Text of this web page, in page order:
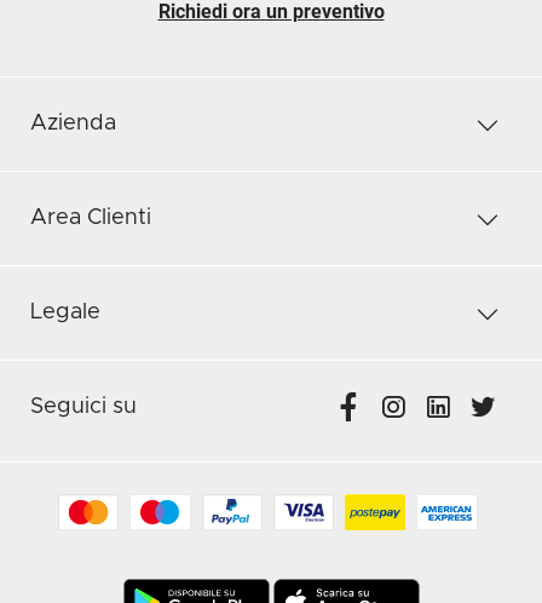
Richiedi ora un preventivo
Azienda
Area Clienti
Legale
Seguici su